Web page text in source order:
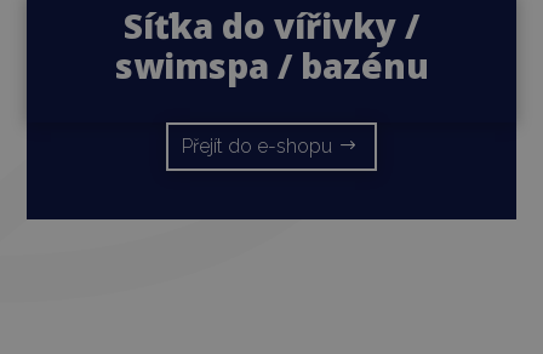
Síťka do vířivky /
swimspa / bazénu
Přejít do e-shopu